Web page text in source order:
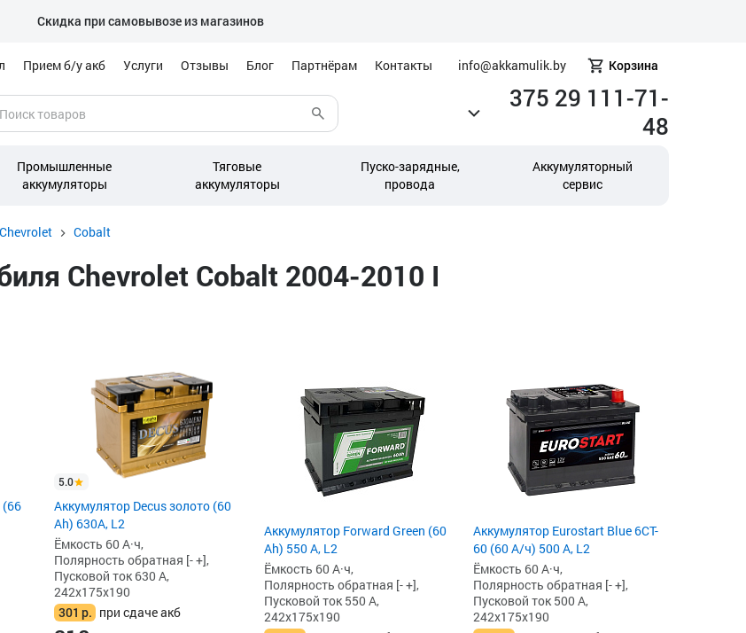
Скидка при самовывозе из магазинов
Прием б/у акб Услуги Отзывы Блог Партнёрам Контакты info@akkamulik.by Корзина
375 29 111-71-
48
Промышленные
аккумуляторы
Тяговые
аккумуляторы
Пуско-зарядные,
провода
Аккумуляторный
сервис
Chevrolet Cobalt
Chevrolet Cobalt 2004-2010 I
(66
5.0
Аккумулятор Decus золото (60
Ah) 630A, L2
Ёмкость 60 А·ч,
Полярность обратная [- +],
Пусковой ток 630 А,
242x175x190
301 р. при сдаче акб
Аккумулятор Forward Green (60
Ah) 550 А, L2
Ёмкость 60 А·ч,
Полярность обратная [- +],
Пусковой ток 550 А,
242x175x190
Аккумулятор Eurostart Blue 6CT-
60 (60 А/ч) 500 А, L2
Ёмкость 60 А·ч,
Полярность обратная [- +],
Пусковой ток 500 А,
242x175x190